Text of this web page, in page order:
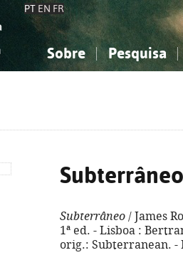
PT EN FR
Sobre Pesquisa
Subterrâneo
Subterrâneo / James
1ª ed. - Lisboa :
orig.: Subterranean. -